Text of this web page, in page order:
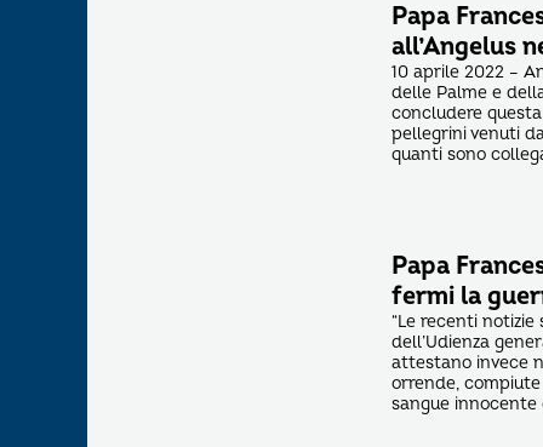
Papa
all’Angelus
10 aprile 2022 –
delle Palme e
concludere
pellegrini venuti
quanti sono
Papa
fermi la
“Le recenti
dell’Udienza
attestano invece
orrende,
sangue innocente